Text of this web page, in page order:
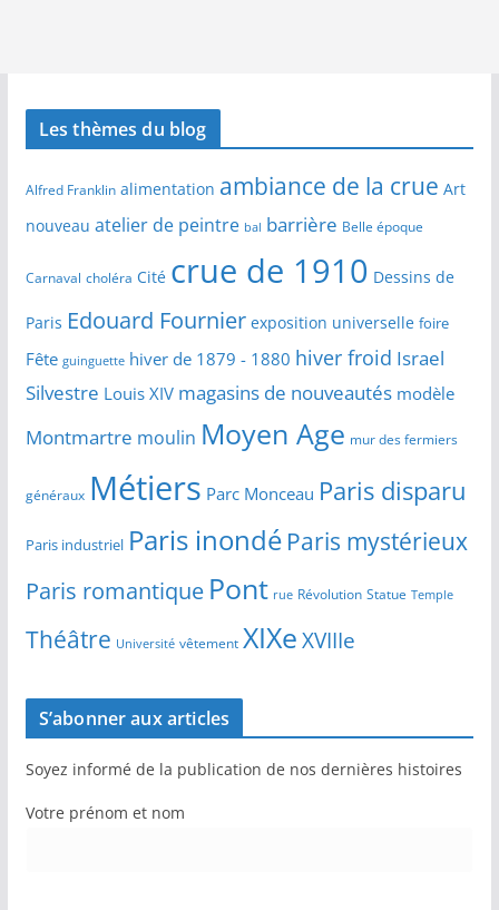
Les thèmes du blog
Alfred Franklin alimentation ambiance de la crue Art
nouveau atelier de peintre bal barrière Belle époque
Carnaval choléra Cité crue de 1910 Dessins de
Paris Edouard Fournier exposition universelle foire
Fête guinguette hiver de 1879 - 1880 hiver froid Israel
Silvestre Louis XIV magasins de nouveautés modèle
Montmartre moulin Moyen Age mur des fermiers
généraux Métiers Parc Monceau Paris disparu
Paris industriel Paris inondé Paris mystérieux
Paris romantique Pont rue Révolution Statue Temple
Théâtre Université vêtement XIXeXVIIIe
S’abonner aux articles
Soyez informé de la publication de nos dernières histoires
Votre prénom et nom